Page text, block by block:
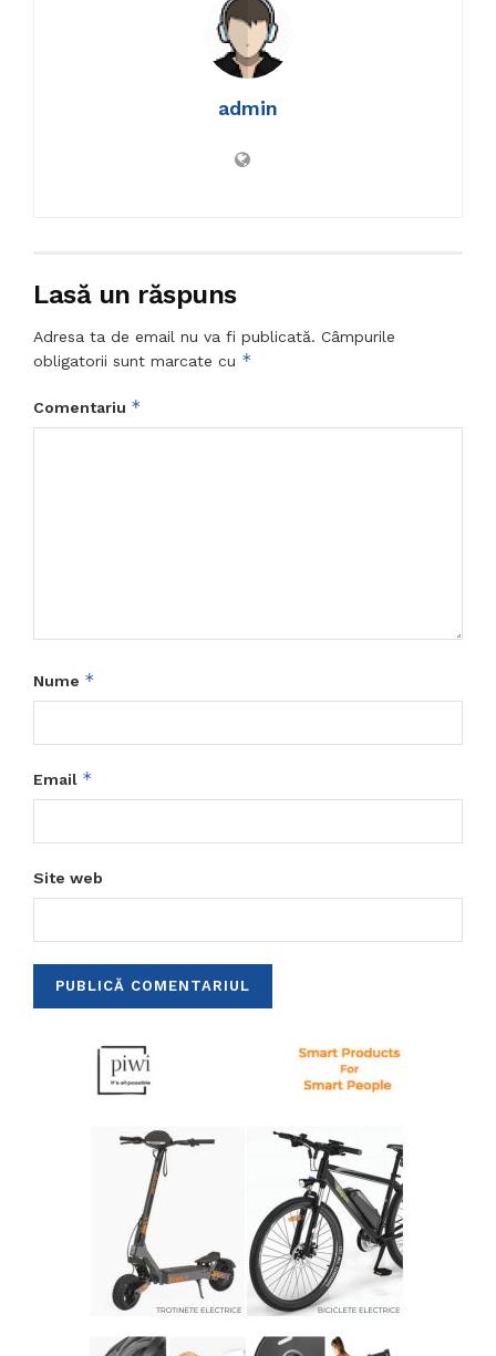
admin
Lasă un răspuns
Adresa ta de email nu va fi publicată. Câmpurile
obligatorii sunt marcate cu *
Comentariu *
Nume *
Email *
Site web